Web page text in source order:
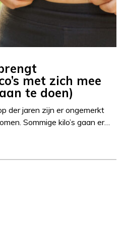
met zich mee
te doen)
der jaren zijn er ongemerkt
Sommige kilo’s gaan er…